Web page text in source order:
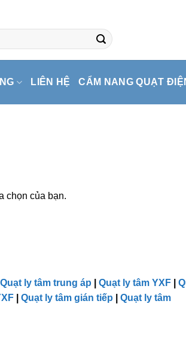
LIÊN HỆ CẨM NANG QUẠT
chọn của bạn.
Quạt ly tâm trung áp Quạt ly tâm YXF
Quạt ly tâm gián tiếp Quạt ly tâm